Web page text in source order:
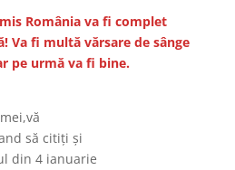
România va fi complet
Va fi multă vărsare de sânge
pe urmă va fi bine.
să citiți și
din 4 ianuarie